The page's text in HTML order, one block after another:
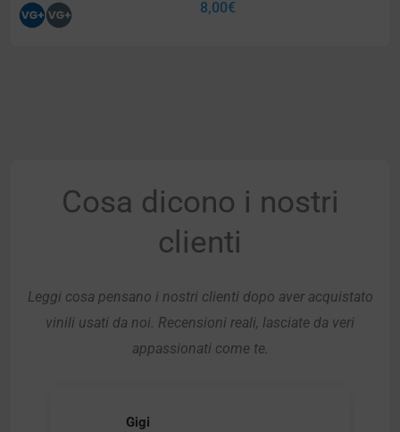
8,00€
Cosa dicono i nostri
clienti
Leggi cosa pensano i nostri clienti dopo aver acquistato
vinili usati da noi. Recensioni reali, lasciate da veri
appassionati come te.
Gigi